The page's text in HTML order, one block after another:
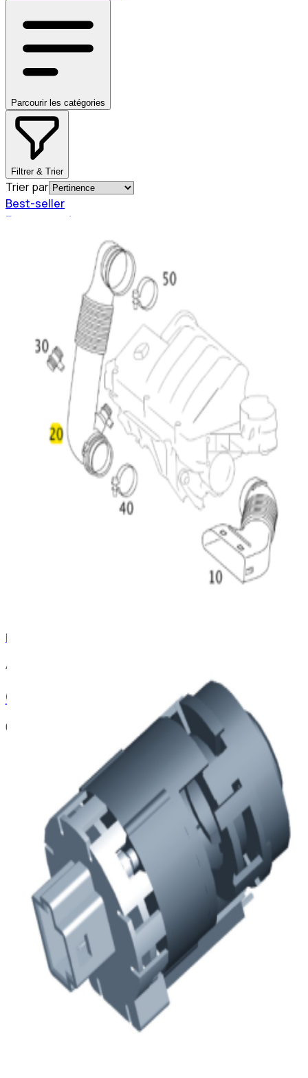
Parcourir les catégories
Filtrer & Trier
Trier par
Best-seller
En commande
Flexible d’admission d’air
En commande
A2118300272
Capteur température habitacle C204
69,03 €